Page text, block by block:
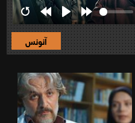
RestartRewind
10s
Play Forward
10s
آنونس